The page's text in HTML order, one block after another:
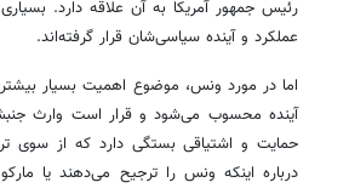
رئیس جمهور آمریکا به آن علاقه دارد.
عملکرد و آینده سیاسی‌شان قرار گرفته‌اند.
اما در مورد ونس، موضوع اهمیت بسیار
آینده محسوب می‌شود و قرار است وارث
حمایت و اشتیاقی بستگی دارد که از سوی
درباره اینکه ونس را ترجیح می‌دهند یا